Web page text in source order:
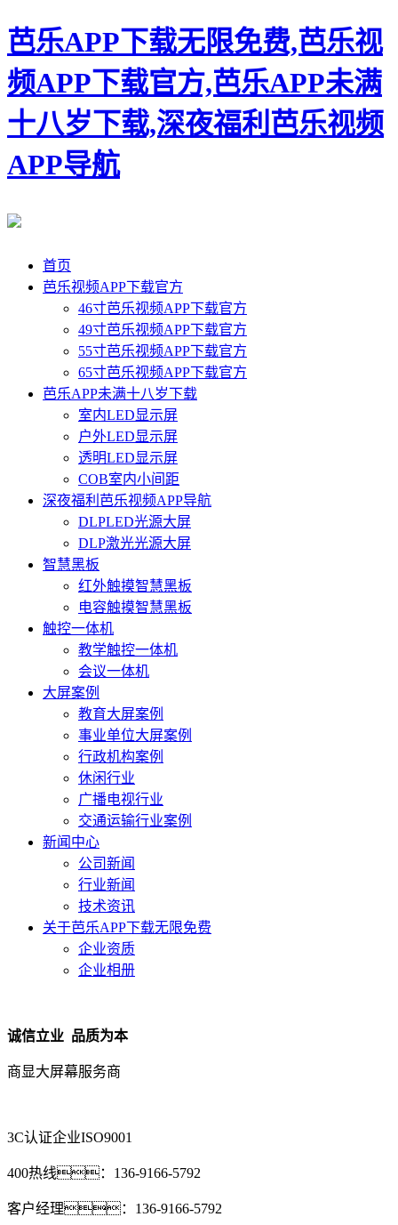
芭乐APP下载无限免费,芭乐视
频APP下载官方,芭乐APP未满
十八岁下载,深夜福利芭乐视频
APP导航
首页
芭乐视频APP下载官方
46寸芭乐视频APP下载官方
49寸芭乐视频APP下载官方
55寸芭乐视频APP下载官方
65寸芭乐视频APP下载官方
芭乐APP未满十八岁下载
室内LED显示屏
户外LED显示屏
透明LED显示屏
COB室内小间距
深夜福利芭乐视频APP导航
DLPLED光源大屏
DLP激光光源大屏
智慧黑板
红外触摸智慧黑板
电容触摸智慧黑板
触控一体机
教学触控一体机
会议一体机
大屏案例
教育大屏案例
事业单位大屏案例
行政机构案例
休闲行业
广播电视行业
交通运输行业案例
新闻中心
公司新闻
行业新闻
技术资讯
关于芭乐APP下载无限免费
企业资质
企业相册
诚信立业 品质为本
商显大屏幕服务商
3C认证企业ISO9001
400热线： 136-9166-5792
客户经理： 136-9166-5792